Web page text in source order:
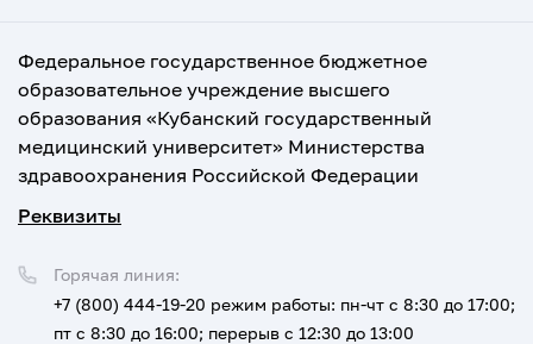
Федеральное государственное бюджетное
образовательное учреждение высшего
образования «Кубанский государственный
медицинский университет» Министерства
здравоохранения Российской Федерации
Реквизиты
Горячая линия:
+7 (800) 444-19-20 режим работы: пн-чт с 8:30 до 17:00;
пт с 8:30 до 16:00; перерыв с 12:30 до 13:00